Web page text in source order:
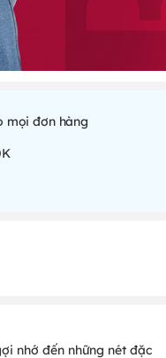
mọi đơn hàng
nhớ đến những nét đặc